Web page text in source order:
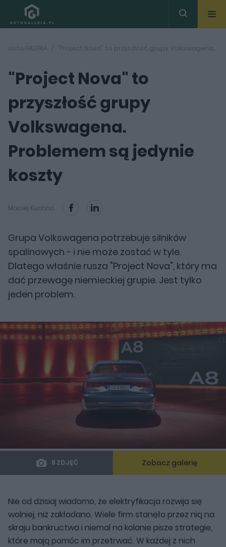
autoGALERIA "Project Nova" to przyszłość grupy Volkswagena. Problemem są jedynie koszty
"Project Nova" to
przyszłość grupy
Volkswagena.
Problemem są jedynie
koszty
Maciej Kuchno
Grupa Volkswagena potrzebuje silników
spalinowych - i nie może zostać w tyle.
Dlatego właśnie rusza "Project Nova", który ma
dać przewagę niemieckiej grupie. Jest tylko
jeden problem.
8 ZDJĘĆ Zobacz galerię
Nie od dzisiaj wiadomo, że elektryfikacja rozwija się
wolniej, niż zakładano. Wiele firm stanęło przez nią na
skraju bankructwa i niemal na kolanie pisze strategie,
które mają pomóc im przetrwać. W każdej z nich